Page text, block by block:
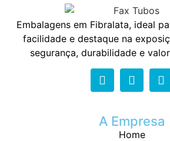
Embalagens em Fibralata, ideal
facilidade e destaque na
segurança, durabilidade e
A Empresa
Home